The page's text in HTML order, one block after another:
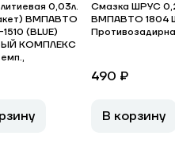
0,03л.
ВМПАВТО
(BLUE)
КОМПЛЕКС
Смазка ШРУС
ВМПАВТО 1804
490 ₽
В корзину